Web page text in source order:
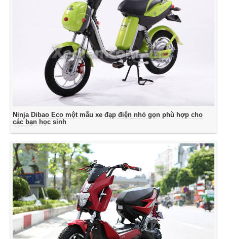
Ninja Dibao Eco một mẫu xe đạp điện nhỏ gọn phù hợp cho
các bạn học sinh